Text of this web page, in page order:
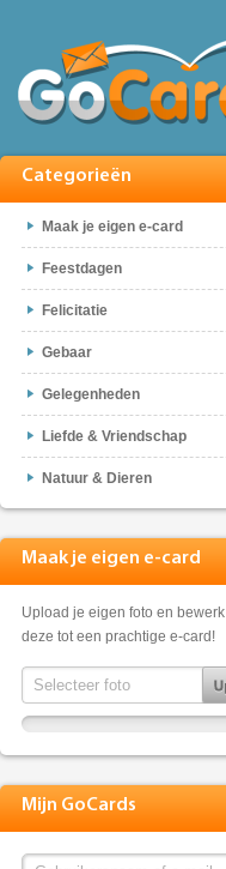
Categorieën
Maak je eigen e-card
Feestdagen
Felicitatie
Gebaar
Gelegenheden
Liefde & Vriendschap
Natuur & Dieren
Maak je eigen e-card
Upload je eigen foto en bewerk
deze tot een prachtige e-card!
Mijn GoCards